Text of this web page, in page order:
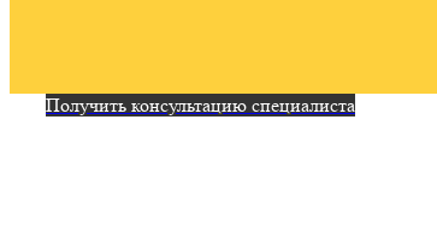
Получить консультацию специалиста